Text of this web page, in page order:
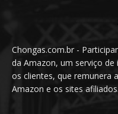
Chongas.com.br -
da Amazon, um serviço
os clientes, que remunera
Amazon e os sites afiliados.